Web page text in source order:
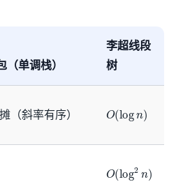
（单调栈）
李超线段
树
（斜率有序） O(log )
O(log2 )